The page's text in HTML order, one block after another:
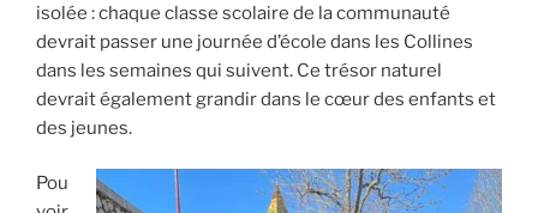
isolée : chaque classe scolaire de la communauté
devrait passer une journée d’école dans les Collines
dans les semaines qui suivent. Ce trésor naturel
devrait également grandir dans le cœur des enfants et
des jeunes.
Pou